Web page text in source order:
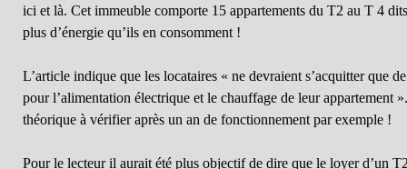
ici et là. Cet immeuble comporte 15 appartements du T2 au T 4
plus d’énergie qu’ils en consomment !
L’article indique que les locataires « ne devraient s’acquitter que
pour l’alimentation électrique et le chauffage de leur appartement
théorique à vérifier après un an de fonctionnement par exemple !
Pour le lecteur il aurait été plus objectif de dire que le loyer d’un